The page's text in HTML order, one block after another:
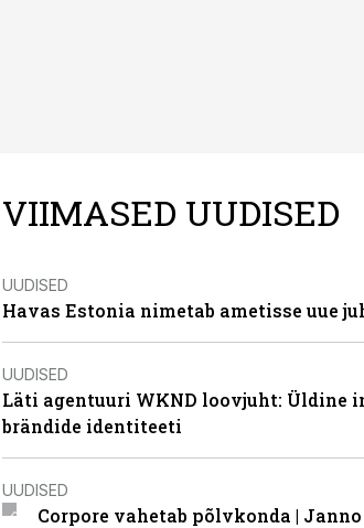
VIIMASED UUDISED
UUDISED
Havas Estonia nimetab ametisse uue
UUDISED
Läti agentuuri WKND loovjuht: Üldine
brändide identiteeti
UUDISED
Corpore vahetab põlvkonda |